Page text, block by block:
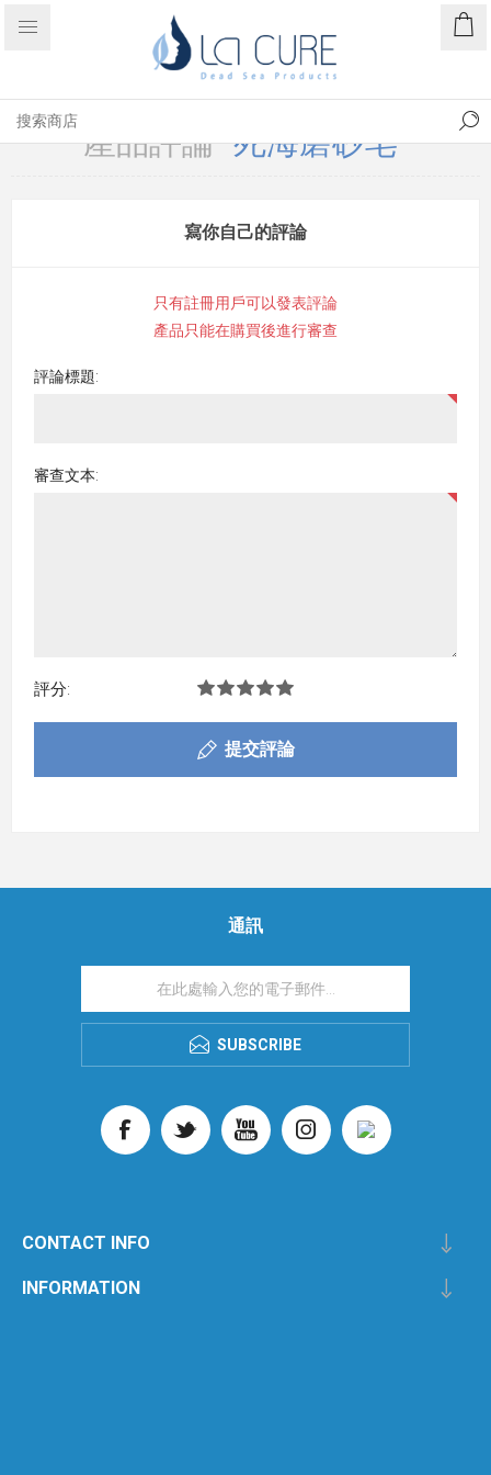
產品評論 死海磨砂皂
寫你自己的評論
只有註冊用戶可以發表評論
產品只能在購買後進行審查
評論標題:
審查文本:
評分:
提交評論
通訊
SUBSCRIBE
CONTACT INFO
INFORMATION